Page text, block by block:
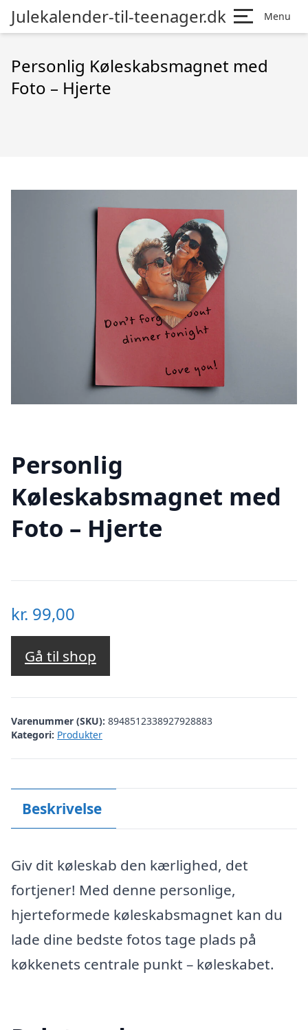
Julekalender-til-teenager.dk Menu
Personlig Køleskabsmagnet med
Foto – Hjerte
Personlig
Køleskabsmagnet med
Foto – Hjerte
kr. 99,00
Gå til shop
Varenummer (SKU): 8948512338927928883
Kategori: Produkter
Beskrivelse
Giv dit køleskab den kærlighed, det
fortjener! Med denne personlige,
hjerteformede køleskabsmagnet kan du
lade dine bedste fotos tage plads på
køkkenets centrale punkt – køleskabet.